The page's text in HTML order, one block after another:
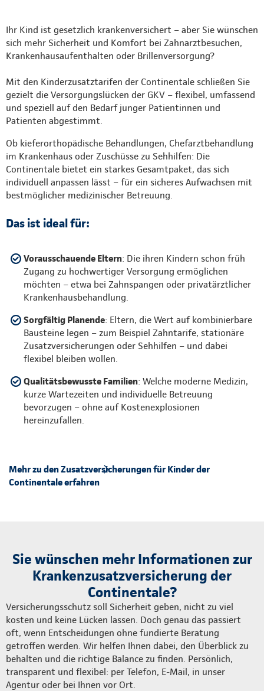
Ihr Kind ist gesetzlich krankenversichert – aber Sie wünschen
sich mehr Sicherheit und Komfort bei Zahnarztbesuchen,
Krankenhausaufenthalten oder Brillenversorgung?
Mit den Kinderzusatztarifen der Continentale schließen Sie
gezielt die Versorgungslücken der GKV – flexibel, umfassend
und speziell auf den Bedarf junger Patientinnen und
Patienten abgestimmt.
Ob kieferorthopädische Behandlungen, Chefarztbehandlung
im Krankenhaus oder Zuschüsse zu Sehhilfen: Die
Continentale bietet ein starkes Gesamtpaket, das sich
individuell anpassen lässt – für ein sicheres Aufwachsen mit
bestmöglicher medizinischer Betreuung.
Das ist ideal für:
Vorausschauende Eltern: Die ihren Kindern schon früh
Zugang zu hochwertiger Versorgung ermöglichen
möchten – etwa bei Zahnspangen oder privatärztlicher
Krankenhausbehandlung.
Sorgfältig Planende: Eltern, die Wert auf kombinierbare
Bausteine legen – zum Beispiel Zahntarife, stationäre
Zusatzversicherungen oder Sehhilfen – und dabei
flexibel bleiben wollen.
Qualitätsbewusste Familien: Welche moderne Medizin,
kurze Wartezeiten und individuelle Betreuung
bevorzugen – ohne auf Kostenexplosionen
hereinzufallen.
Mehr zu den Zusatzversicherungen für Kinder der
Continentale erfahren
Sie wünschen mehr Informationen zur
Krankenzusatzversicherung der
Continentale?
Versicherungsschutz soll Sicherheit geben, nicht zu viel
kosten und keine Lücken lassen. Doch genau das passiert
oft, wenn Entscheidungen ohne fundierte Beratung
getroffen werden. Wir helfen Ihnen dabei, den Überblick zu
behalten und die richtige Balance zu finden. Persönlich,
transparent und flexibel: per Telefon, E-Mail, in unser
Agentur oder bei Ihnen vor Ort.